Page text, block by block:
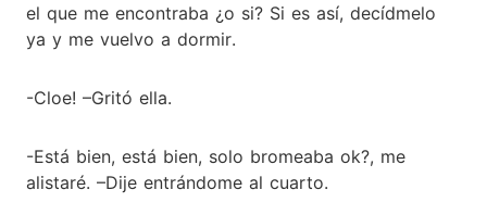
el que me encontraba ¿o si? Si es así, decídmelo
ya y me vuelvo a dormir.
-Cloe! –Gritó ella.
-Está bien, está bien, solo bromeaba ok?, me
alistaré. –Dije entrándome al cuarto.